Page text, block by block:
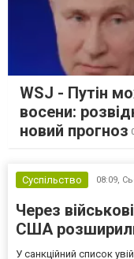
WSJ - Путін
восени:
новий прогноз
Суспільство 08:09,
Через
США
У санкційний список